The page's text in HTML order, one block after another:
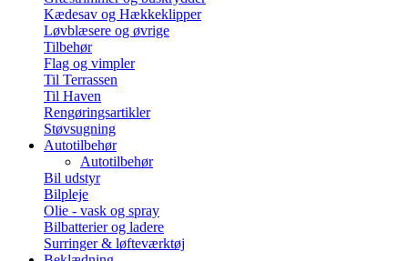
Kædesav og Hækkeklipper
Løvblæsere og øvrige
Tilbehør
Flag og vimpler
Til Terrassen
Til Haven
Rengøringsartikler
Støvsugning
Autotilbehør
Autotilbehør
Bil udstyr
Bilpleje
Olie - vask og spray
Bilbatterier og ladere
Surringer & løfteværktøj